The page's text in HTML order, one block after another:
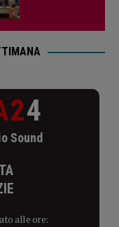
4
Sound
alle ore: